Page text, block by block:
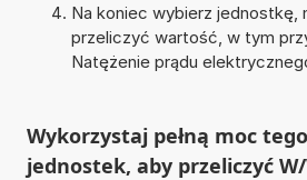
Na koniec wybierz jednostkę,
przeliczyć wartość, w tym
Natężenie prądu
Wykorzystaj pełną moc
jednostek, aby przeliczyć